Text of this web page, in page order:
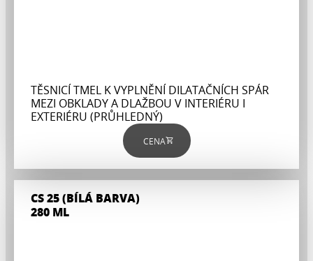
TĚSNICÍ TMEL K VYPLNĚNÍ DILATAČNÍCH SPÁR
MEZI OBKLADY A DLAŽBOU V INTERIÉRU I
EXTERIÉRU (PRŮHLEDNÝ)
CENA
CS 25 (BÍLÁ BARVA)
280 ML